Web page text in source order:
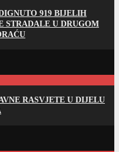
919 BIJELIH
STRADALE U DRUGOM
RASVJETE U DIJELU